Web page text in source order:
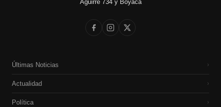
Aguirre 734 y Boyacá
Últimas Noticias ›
Actualidad ›
Política ›